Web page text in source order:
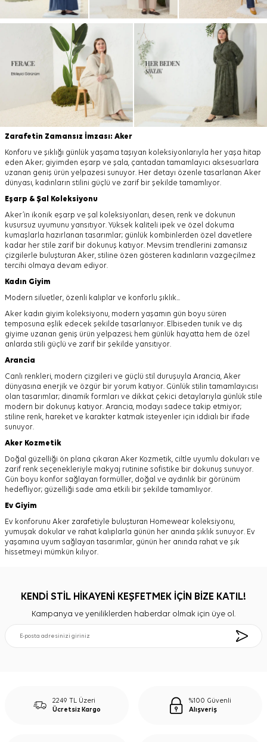
Zarafetin Zamansız İmzası: Aker
Konforu ve şıklığı günlük yaşama taşıyan koleksiyonlarıyla her yaşa hitap
eden Aker; giyimden eşarp ve şala, çantadan tamamlayıcı aksesuarlara
uzanan geniş ürün yelpazesi sunuyor. Her detayı özenle tasarlanan Aker
dünyası, kadınların stilini güçlü ve zarif bir şekilde tamamlıyor.
Eşarp & Şal Koleksiyonu
Aker’in ikonik eşarp ve şal koleksiyonları, desen, renk ve dokunun
kusursuz uyumunu yansıtıyor. Yüksek kaliteli ipek ve özel dokuma
kumaşlarla hazırlanan tasarımlar; günlük kombinlerden özel davetlere
kadar her stile zarif bir dokunuş katıyor. Mevsim trendlerini zamansız
çizgilerle buluşturan Aker, stiline özen gösteren kadınların vazgeçilmez
tercihi olmaya devam ediyor.
Kadın Giyim
Modern siluetler, özenli kalıplar ve konforlu şıklık...
Aker kadın giyim koleksiyonu, modern yaşamın gün boyu süren
temposuna eşlik edecek şekilde tasarlanıyor. Elbiseden tunik ve dış
giyime uzanan geniş ürün yelpazesi; hem günlük hayatta hem de özel
anlarda stili güçlü ve zarif bir şekilde yansıtıyor.
Arancia
Canlı renkleri, modern çizgileri ve güçlü stil duruşuyla Arancia, Aker
dünyasına enerjik ve özgür bir yorum katıyor. Günlük stilin tamamlayıcısı
olan tasarımlar; dinamik formları ve dikkat çekici detaylarıyla günlük stile
modern bir dokunuş katıyor. Arancia, modayı sadece takip etmiyor;
stiline renk, hareket ve karakter katmak isteyenler için iddialı bir ifade
sunuyor.
Aker Kozmetik
Doğal güzelliği ön plana çıkaran Aker Kozmetik, ciltle uyumlu dokuları ve
zarif renk seçenekleriyle makyaj rutinine sofistike bir dokunuş sunuyor.
Gün boyu konfor sağlayan formüller, doğal ve aydınlık bir görünüm
hedefliyor; güzelliği sade ama etkili bir şekilde tamamlıyor.
Ev Giyim
Ev konforunu Aker zarafetiyle buluşturan Homewear koleksiyonu,
yumuşak dokular ve rahat kalıplarla günün her anında şıklık sunuyor. Ev
yaşamına uyum sağlayan tasarımlar, günün her anında rahat ve şık
hissetmeyi mümkün kılıyor.
KENDİ STİL HİKAYENİ KEŞFETMEK İÇİN BİZE KATIL!
Kampanya ve yeniliklerden haberdar olmak için üye ol.
2249 TL Üzeri
Ücretsiz Kargo
%100 Güvenli
Alışveriş